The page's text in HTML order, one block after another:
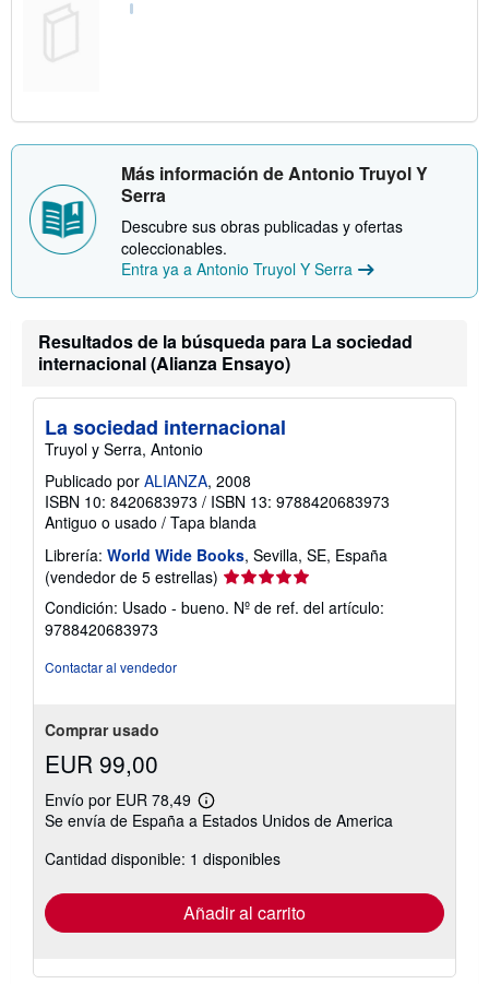
Más información de Antonio Truyol Y
Serra
Descubre sus obras publicadas y ofertas
coleccionables.
Entra ya a Antonio Truyol Y Serra
Resultados de la búsqueda para La sociedad
internacional (Alianza Ensayo)
La sociedad internacional
Truyol y Serra, Antonio
Publicado por ALIANZA, 2008
ISBN 10: 8420683973 / ISBN 13: 9788420683973
Antiguo o usado / Tapa blanda
Librería: World Wide Books, Sevilla, SE, España
(vendedor de 5 estrellas) Calificación
del
vendedor:
Condición: Usado - bueno. Nº de ref. del artículo:
9788420683973
Contactar al vendedor
Comprar usado
EUR 99,00
Envío por EUR 78,49
Más
información
las
tarifas
envío
Se envía de España a Estados Unidos de America
Cantidad disponible: 1 disponibles
Añadir al carrito